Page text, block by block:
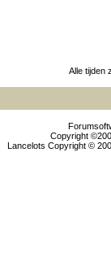
Alle tijden
Copyright
Lancelots Copyright ©